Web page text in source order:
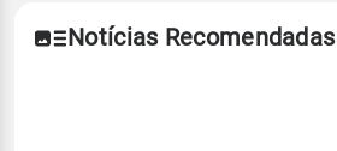
Notícias Recomendadas